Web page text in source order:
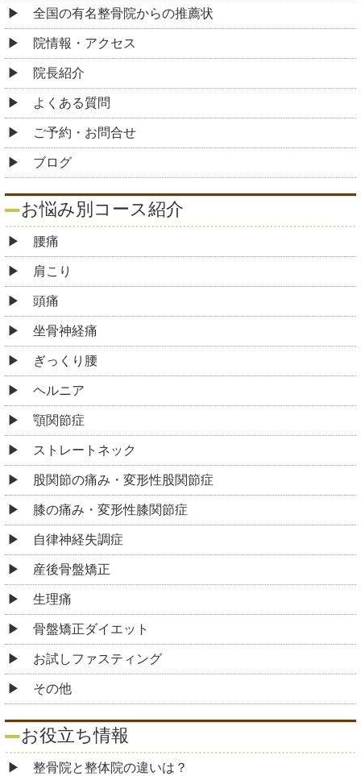
全国の有名整骨院からの推薦状
院情報・アクセス
院長紹介
よくある質問
ご予約・お問合せ
ブログ
お悩み別コース紹介
腰痛
肩こり
頭痛
坐骨神経痛
ぎっくり腰
ヘルニア
顎関節症
ストレートネック
股関節の痛み・変形性股関節症
膝の痛み・変形性膝関節症
自律神経失調症
産後骨盤矯正
生理痛
骨盤矯正ダイエット
お試しファスティング
その他
お役立ち情報
整骨院と整体院の違いは？